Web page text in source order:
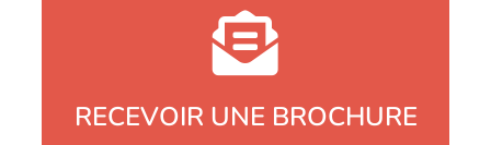
RECEVOIR UNE BROCHURE